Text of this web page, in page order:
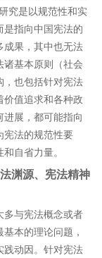
究是以规范性和实
是指向中国宪法的
成果，其中也无法
诸基本原则（社会
，也包括针对宪法
价值追求和各种政
展，都可能指向
宪法的规范性要
自省力量。
渊源、宪法精神
多与宪法概念或者
本的理论问题，
践动因。针对宪法